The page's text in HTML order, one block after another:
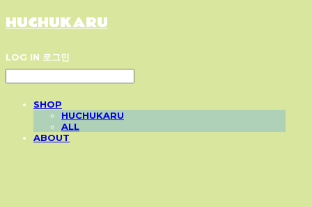
HUCHUKARU
LOG IN 로그인
SHOP
HUCHUKARU
ALL
ABOUT